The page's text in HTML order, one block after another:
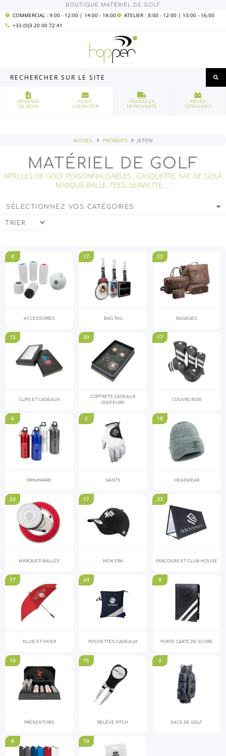
contenu
BOUTIQUE MATÉRIEL DE GOLF
COMMERCIAL : 9:00 - 12:00 | 14:00 - 18:00
ATELIER : 8:00 - 12:00 | 13:00 - 16:00
+33 (0)3 20 00 72 41
DEMANDE
DE DEVIS
NOUS
CONTACTER
VÉHICULES
DE PROXIMITÉ
PIÈCES
DÉTACHÉES
ACCUEIL PRODUITS JETON
MATÉRIEL DE GOLF
ARTICLES DE GOLF PERSONNALISABLES : CASQUETTE, SAC DE GOLF,
MARQUE-BALLE, TEES, SERVIETTE, ...
SÉLECTIONNEZ VOS CATÉGORIES
8
ACCESSOIRES
17
BAG TAG
22
BAGAGES
12
CLIPS ET CADEAUX
20
COFFRETS CADEAUX
GOLFEURS
17
COUVRE BOIS
6
DRINKWARE
2
GANTS
18
HEADWEAR
23
MARQUES BALLES
17
NEW ERA
33
PARCOURS ET CLUB-HOUSE
17
PLUIE ET HIVER
24
POCHETTES CADEAUX
9
PORTE CARTE DE SCORE
10
PRÉSENTOIRS
15
RELÈVE PITCH
3
SACS DE GOLF
8 10